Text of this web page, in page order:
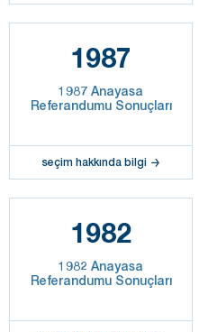
1987
1987 Anayasa
Referandumu Sonuçları
seçim hakkında bilgi
1982
1982 Anayasa
Referandumu Sonuçları